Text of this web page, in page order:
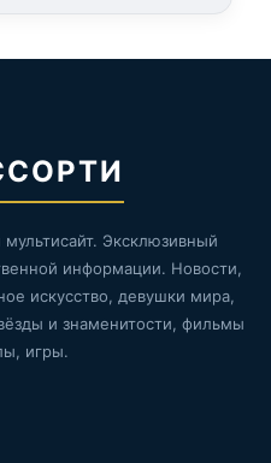
Эксклюзивный
информации. Новости,
искусство, девушки мира,
и знаменитости, фильмы
игры.